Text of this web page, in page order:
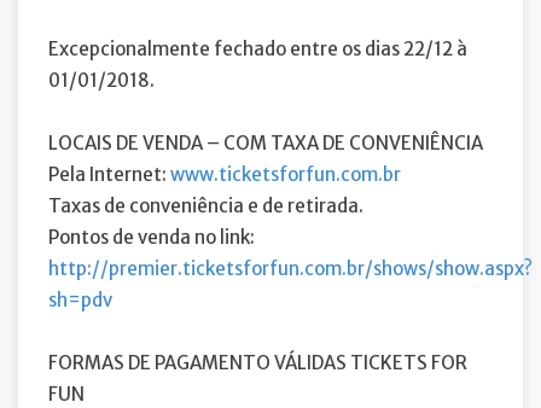
Excepcionalmente fechado entre os dias 22/12 à
01/01/2018.
LOCAIS DE VENDA – COM TAXA DE CONVENIÊNCIA
Pela Internet: www.ticketsforfun.com.br
Taxas de conveniência e de retirada.
Pontos de venda no link:
http://premier.ticketsforfun.com.br/shows/show.aspx?
sh=pdv
FORMAS DE PAGAMENTO VÁLIDAS TICKETS FOR
FUN